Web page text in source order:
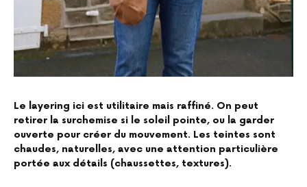
Le layering ici est utilitaire mais raffiné. On peut
retirer la surchemise si le soleil pointe, ou la garder
ouverte pour créer du mouvement. Les teintes sont
chaudes, naturelles, avec une attention particulière
portée aux détails (chaussettes, textures).